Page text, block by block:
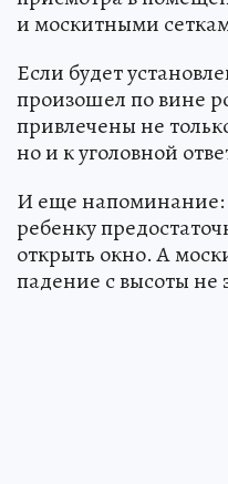
и москитными
Если будет
произошел по вине
привлечены не
но и к уголовной
И еще
ребенку
открыть окно. А
падение с высоты не